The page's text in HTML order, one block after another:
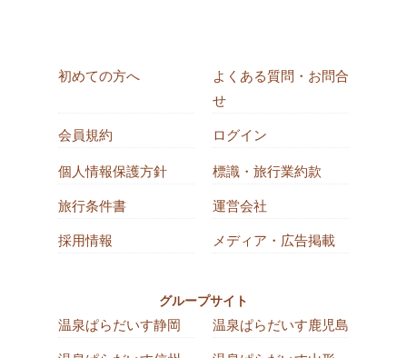
初めての方へ
よくある質問・お問合
せ
会員規約 ログイン
個人情報保護方針 標識・旅行業約款
旅行条件書 運営会社
採用情報 メディア・広告掲載
グループサイト
温泉ぱらだいす静岡 温泉ぱらだいす鹿児島